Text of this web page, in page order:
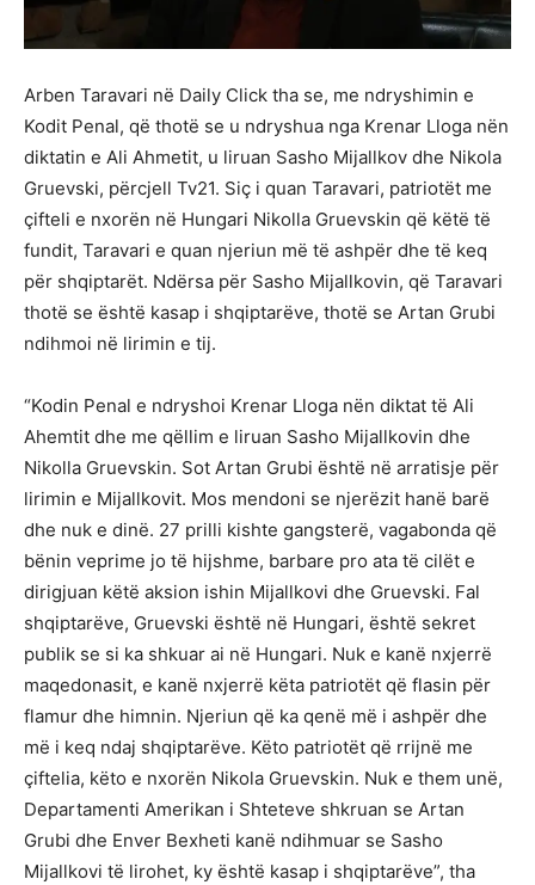
Arben Taravari në Daily Click tha se, me ndryshimin e
Kodit Penal, që thotë se u ndryshua nga Krenar Lloga nën
diktatin e Ali Ahmetit, u liruan Sasho Mijallkov dhe Nikola
Gruevski, përcjell Tv21. Siç i quan Taravari, patriotët me
çifteli e nxorën në Hungari Nikolla Gruevskin që këtë të
fundit, Taravari e quan njeriun më të ashpër dhe të keq
për shqiptarët. Ndërsa për Sasho Mijallkovin, që Taravari
thotë se është kasap i shqiptarëve, thotë se Artan Grubi
ndihmoi në lirimin e tij.
“Kodin Penal e ndryshoi Krenar Lloga nën diktat të Ali
Ahemtit dhe me qëllim e liruan Sasho Mijallkovin dhe
Nikolla Gruevskin. Sot Artan Grubi është në arratisje për
lirimin e Mijallkovit. Mos mendoni se njerëzit hanë barë
dhe nuk e dinë. 27 prilli kishte gangsterë, vagabonda që
bënin veprime jo të hijshme, barbare pro ata të cilët e
dirigjuan këtë aksion ishin Mijallkovi dhe Gruevski. Fal
shqiptarëve, Gruevski është në Hungari, është sekret
publik se si ka shkuar ai në Hungari. Nuk e kanë nxjerrë
maqedonasit, e kanë nxjerrë këta patriotët që flasin për
flamur dhe himnin. Njeriun që ka qenë më i ashpër dhe
më i keq ndaj shqiptarëve. Këto patriotët që rrijnë me
çiftelia, këto e nxorën Nikola Gruevskin. Nuk e them unë,
Departamenti Amerikan i Shteteve shkruan se Artan
Grubi dhe Enver Bexheti kanë ndihmuar se Sasho
Mijallkovi të lirohet, ky është kasap i shqiptarëve”, tha